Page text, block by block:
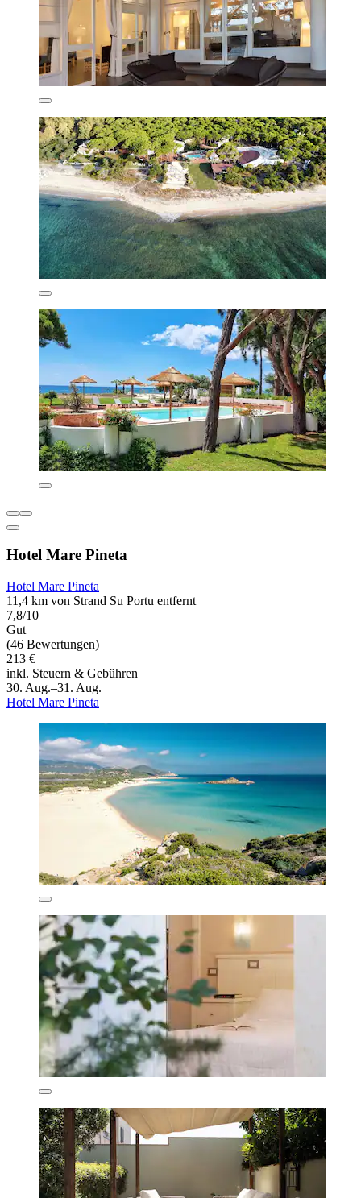
Hotel Mare Pineta
Hotel Mare Pineta
11,4 km von Strand Su Portu entfernt
7,8/10
Gut
(46 Bewertungen)
213 €
inkl. Steuern & Gebühren
30. Aug.–31. Aug.
Hotel Mare Pineta